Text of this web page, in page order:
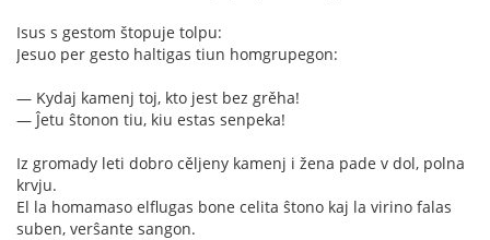
Isus s gestom štopuje tolpu:
Jesuo per gesto haltigas tiun homgrupegon:
— Kydaj kamenj toj, kto jest bez grěha!
— Ĵetu ŝtonon tiu, kiu estas senpeka!
Iz gromady leti dobro cěljeny kamenj i žena pade v dol, polna
krvju.
El la homamaso elflugas bone celita ŝtono kaj la virino falas
suben, verŝante sangon.